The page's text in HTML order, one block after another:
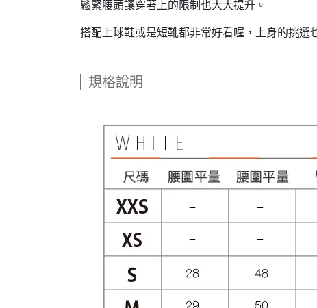
鬆緊腰頭讓穿著上的限制也大大提升。
搭配上球鞋或是短靴都非常好看喔，上身的挑選
規格說明